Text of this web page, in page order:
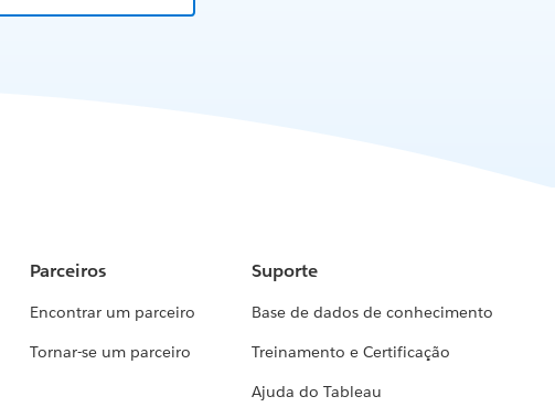
Parceiros
Encontrar um parceiro
Tornar-se um parceiro
Suporte
Base de dados de conhecimento
Treinamento e Certificação
Ajuda do Tableau